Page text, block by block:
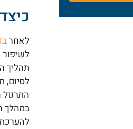
לאחר
לשיפור
תהליך
לסיום,
התרגול
במהלך
להערכת